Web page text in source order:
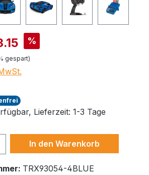
%
gespart)
Lieferzeit: 1-3 Tage
Anzahl: Gib den
In den Warenkorb
TRX93054-4BLUE